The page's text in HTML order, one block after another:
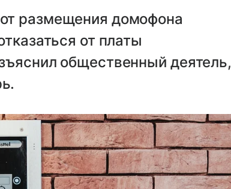
размещения домофона
от платы
общественный деятель,